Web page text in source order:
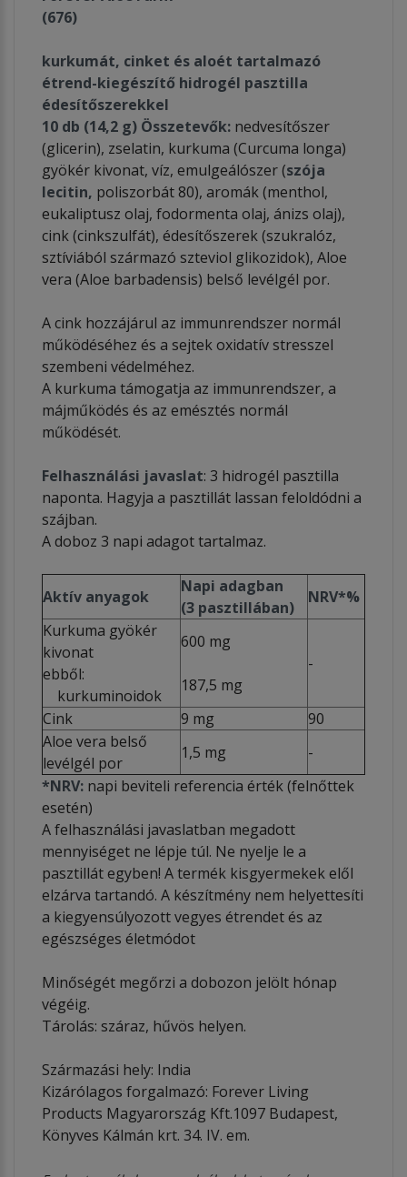
(676)
kurkumát, cinket és aloét tartalmazó
étrend-kiegészítő hidrogél pasztilla
édesítőszerekkel
10 db (14,2 g) Összetevők: nedvesítőszer
(glicerin), zselatin, kurkuma (Curcuma longa)
gyökér kivonat, víz, emulgeálószer (szója
lecitin, poliszorbát 80), aromák (menthol,
eukaliptusz olaj, fodormenta olaj, ánizs olaj),
cink (cinkszulfát), édesítőszerek (szukralóz,
sztíviából származó szteviol glikozidok), Aloe
vera (Aloe barbadensis) belső levélgél por.
A cink hozzájárul az immunrendszer normál
működéséhez és a sejtek oxidatív stresszel
szembeni védelméhez.
A kurkuma támogatja az immunrendszer, a
májműködés és az emésztés normál
működését.
Felhasználási javaslat: 3 hidrogél pasztilla
naponta. Hagyja a pasztillát lassan feloldódni a
szájban.
A doboz 3 napi adagot tartalmaz.
Aktív anyagok
Napi adagban
(3 pasztillában)
NRV*%
Kurkuma gyökér
kivonat
ebből:
kurkuminoidok
600 mg
187,5 mg
-
Cink 9 mg
90
Aloe vera belső
levélgél por
1,5 mg
-
*NRV: napi beviteli referencia érték (felnőttek
esetén)
A felhasználási javaslatban megadott
mennyiséget ne lépje túl. Ne nyelje le a
pasztillát egyben! A termék kisgyermekek elől
elzárva tartandó. A készítmény nem helyettesíti
a kiegyensúlyozott vegyes étrendet és az
egészséges életmódot
Minőségét megőrzi a dobozon jelölt hónap
végéig.
Tárolás: száraz, hűvös helyen.
Származási hely: India
Kizárólagos forgalmazó: Forever Living
Products Magyarország Kft.1097 Budapest,
Könyves Kálmán krt. 34. IV. em.